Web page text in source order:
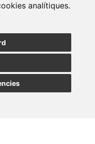
analítiques.
notícies